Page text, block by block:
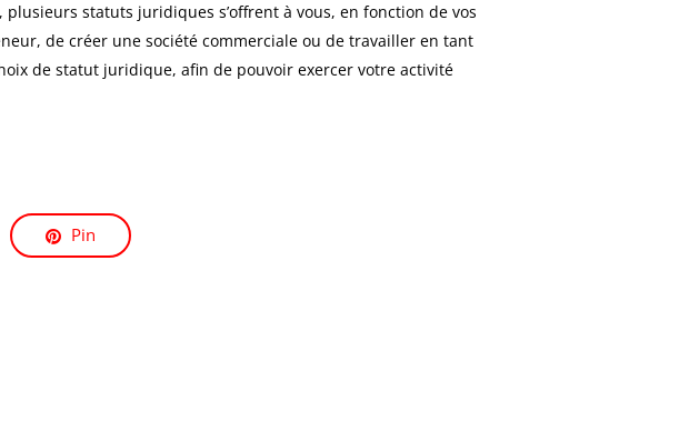
statuts juridiques s’offrent à vous, en fonction de vos
de créer une société commerciale ou de travailler en tant
de statut juridique, afin de pouvoir exercer votre activité
Pin